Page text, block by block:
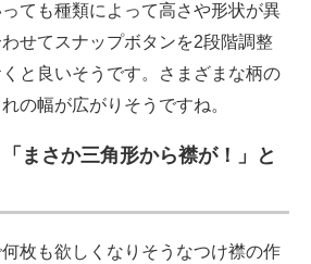
ても種類によって高さや形状が異
せてスナップボタンを2段階調整
と良いそうです。さまざまな柄の
の幅が広がりそうですね。
「まさか三角形から襟が！」と
枚も欲しくなりそうなつけ襟の作